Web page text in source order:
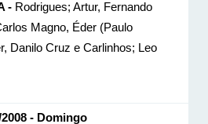
- Rodrigues; Artur, Fernando
Magno, Éder (Paulo
Danilo Cruz e Carlinhos; Leo
2008 - Domingo